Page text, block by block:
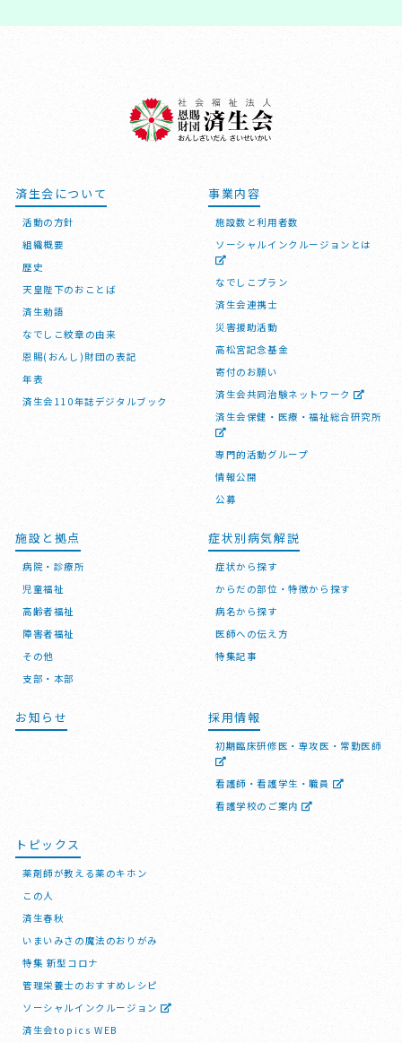
済生会について
活動の方針
組織概要
歴史
天皇陛下のおことば
済生勅語
なでしこ紋章の由来
恩賜(おんし)財団の表記
年表
済生会110年誌デジタルブック
事業内容
施設数と利用者数
ソーシャルインクルージョンとは
なでしこプラン
済生会連携士
災害援助活動
高松宮記念基金
寄付のお願い
済生会共同治験ネットワーク
済生会保健・医療・福祉総合研究所
専門的活動グループ
情報公開
公募
施設と拠点
病院・診療所
児童福祉
高齢者福祉
障害者福祉
その他
支部・本部
症状別病気解説
症状から探す
からだの部位・特徴から探す
病名から探す
医師への伝え方
特集記事
お知らせ 採用情報
初期臨床研修医・専攻医・常勤医師
看護師・看護学生・職員
看護学校のご案内
トピックス
薬剤師が教える薬のキホン
この人
済生春秋
いまいみさの魔法のおりがみ
特集 新型コロナ
管理栄養士のおすすめレシピ
ソーシャルインクルージョン
済生会topics WEB